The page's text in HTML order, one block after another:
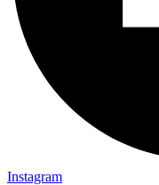
Instagram